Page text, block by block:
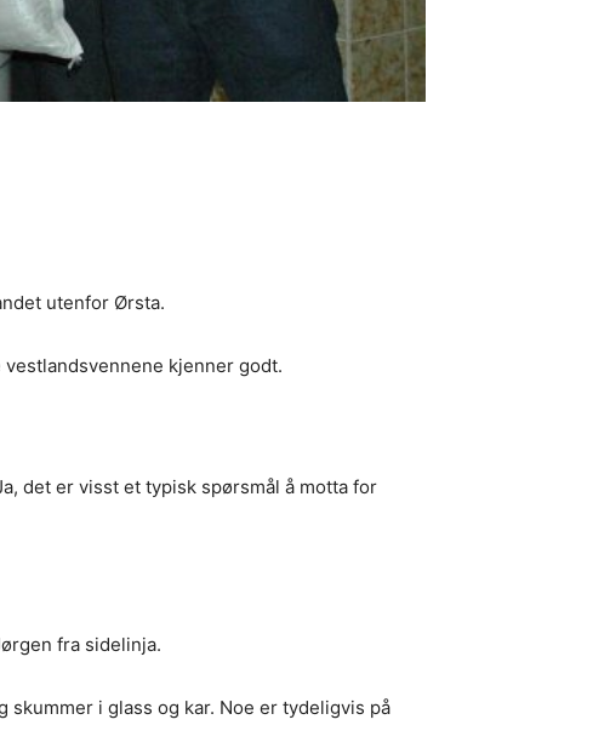
utenfor Ørsta.
kjenner godt.
det er visst et typisk spørsmål å motta for
fra sidelinja.
i glass og kar. Noe er tydeligvis på